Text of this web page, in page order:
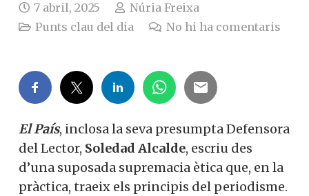
7 abril, 2025
Núria Freixa
Punts clau del dia
No hi ha comentaris
El País, inclosa la seva presumpta Defensora
del Lector, Soledad Alcalde, escriu des
d’una suposada supremacia ètica que, en la
pràctica, traeix els principis del periodisme.